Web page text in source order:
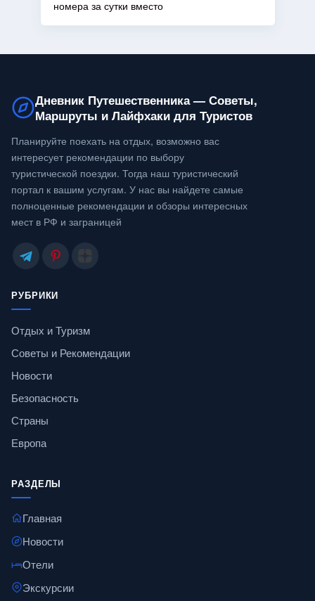
номера за сутки вместо
Дневник Путешественника — Советы,
Маршруты и Лайфхаки для Туристов
Планируйте поехать на отдых, возможно вас
интересует рекомендации по выбору
туристической поездки. Тогда наш туристический
портал к вашим услугам. У нас вы найдете самые
полноценные рекомендации и обзоры интересных
мест в РФ и заграницей
РУБРИКИ
Отдых и Туризм
Советы и Рекомендации
Новости
Безопасность
Страны
Европа
РАЗДЕЛЫ
Главная
Новости
Отели
Экскурсии